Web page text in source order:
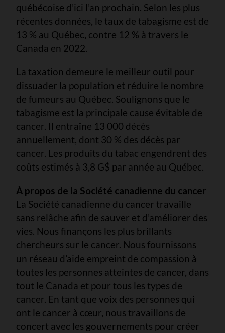
québécoise d’ici l’an prochain. Selon les plus
récentes données, le taux de tabagisme est de
13 % au Québec, contre 12 % à travers le
Canada en 2022.
La taxation demeure le meilleur outil pour
dissuader la population et réduire le nombre
de fumeurs au Québec. Soulignons que le
tabagisme est la principale cause évitable de
cancer. Il entraîne 13 000 décès
annuellement, dont 30 % des décès par
cancer. Les produits du tabac engendrent des
coûts estimés à 3,8 G$ par année au Québec.
À propos de la Société canadienne du cancer
La Société canadienne du cancer travaille
sans relâche afin de sauver et d’améliorer des
vies. Nous finançons les plus brillants
chercheurs sur le cancer. Nous fournissons
un réseau d’aide empreint de compassion à
toutes les personnes atteintes de cancer, dans
tout le Canada et pour tous les types de
cancer. En tant que voix des personnes qui
ont le cancer à cœur, nous travaillons de
concert avec les gouvernements pour créer